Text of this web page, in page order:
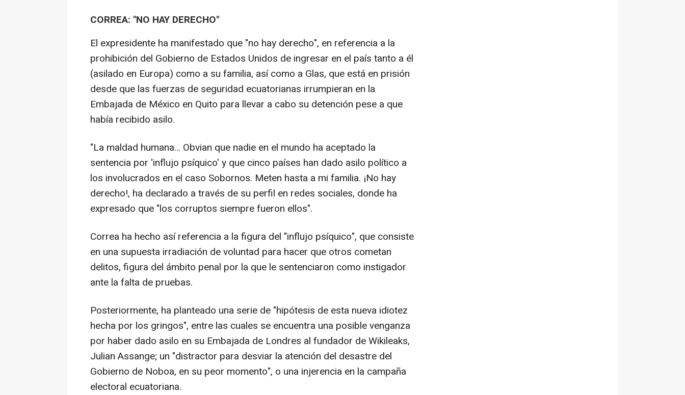
CORREA: "NO HAY DERECHO"
El expresidente ha manifestado que "no hay derecho", en referencia a la
prohibición del Gobierno de Estados Unidos de ingresar en el país tanto a él
(asilado en Europa) como a su familia, así como a Glas, que está en prisión
desde que las fuerzas de seguridad ecuatorianas irrumpieran en la
Embajada de México en Quito para llevar a cabo su detención pese a que
había recibido asilo.
"La maldad humana... Obvian que nadie en el mundo ha aceptado la
sentencia por 'influjo psíquico' y que cinco países han dado asilo político a
los involucrados en el caso Sobornos. Meten hasta a mi familia. ¡No hay
derecho!, ha declarado a través de su perfil en redes sociales, donde ha
expresado que "los corruptos siempre fueron ellos".
Correa ha hecho así referencia a la figura del "influjo psíquico", que consiste
en una supuesta irradiación de voluntad para hacer que otros cometan
delitos, figura del ámbito penal por la que le sentenciaron como instigador
ante la falta de pruebas.
Posteriormente, ha planteado una serie de "hipótesis de esta nueva idiotez
hecha por los gringos", entre las cuales se encuentra una posible venganza
por haber dado asilo en su Embajada de Londres al fundador de Wikileaks,
Julian Assange; un "distractor para desviar la atención del desastre del
Gobierno de Noboa, en su peor momento", o una injerencia en la campaña
electoral ecuatoriana.